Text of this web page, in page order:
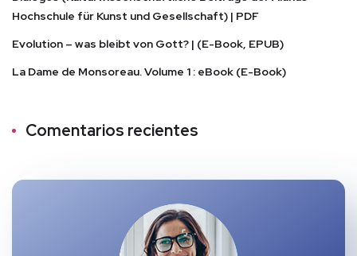
Hochschule für Kunst und Gesellschaft) | PDF
Evolution – was bleibt von Gott? | (E-Book, EPUB)
La Dame de Monsoreau. Volume 1 : eBook (E-Book)
Comentarios recientes